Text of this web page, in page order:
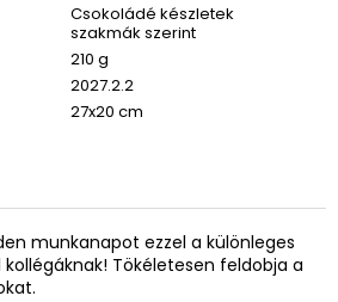
Csokoládé készletek
szakmák szerint
210 g
2027.2.2
27x20 cm
munkanapot ezzel a különleges
Tökéletesen feldobja a